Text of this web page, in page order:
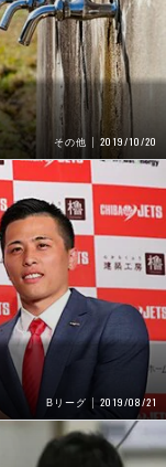
その他 2019/10/20
Bリーグ 2019/08/21